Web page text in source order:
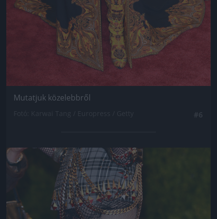
Mutatjuk közelebbről
Jön még kép!